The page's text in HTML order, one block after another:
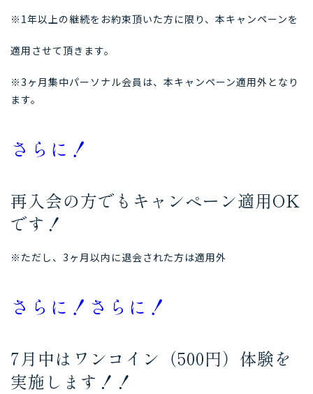
※1年以上の継続をお約束頂いた方に限り、本キャンペーンを
適用させて頂きます。
※3ヶ月集中パーソナル会員は、本キャンペーン適用外となり
ます。
さらに！
再入会の方でもキャンペーン適用OK
です！
※ただし、3ヶ月以内に退会された方は適用外
さらに！さらに！
7月中はワンコイン（500円）体験を
実施します！！